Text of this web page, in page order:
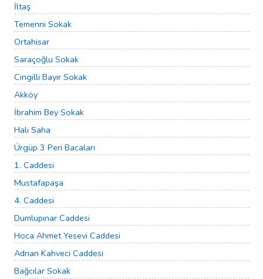
İltaş
Temenni Sokak
Ortahisar
Saraçoğlu Sokak
Cingilli Bayır Sokak
Akköy
İbrahim Bey Sokak
Halı Saha
Ürgüp 3 Peri Bacaları
1. Caddesi
Mustafapaşa
4. Caddesi
Dumlupınar Caddesi
Hoca Ahmet Yesevi Caddesi
Adnan Kahveci Caddesi
Bağcılar Sokak